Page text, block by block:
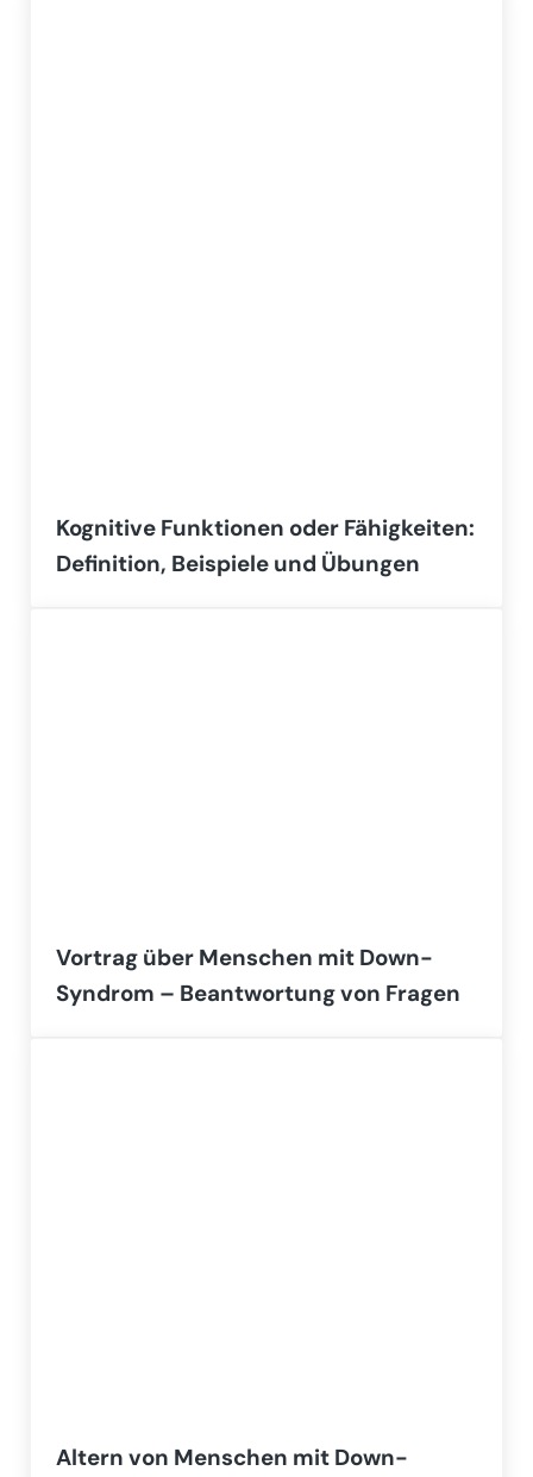
Kognitive Funktionen oder Fähigkeiten:
Definition, Beispiele und Übungen
Vortrag über Menschen mit Down-
Syndrom – Beantwortung von Fragen
Altern von Menschen mit Down-